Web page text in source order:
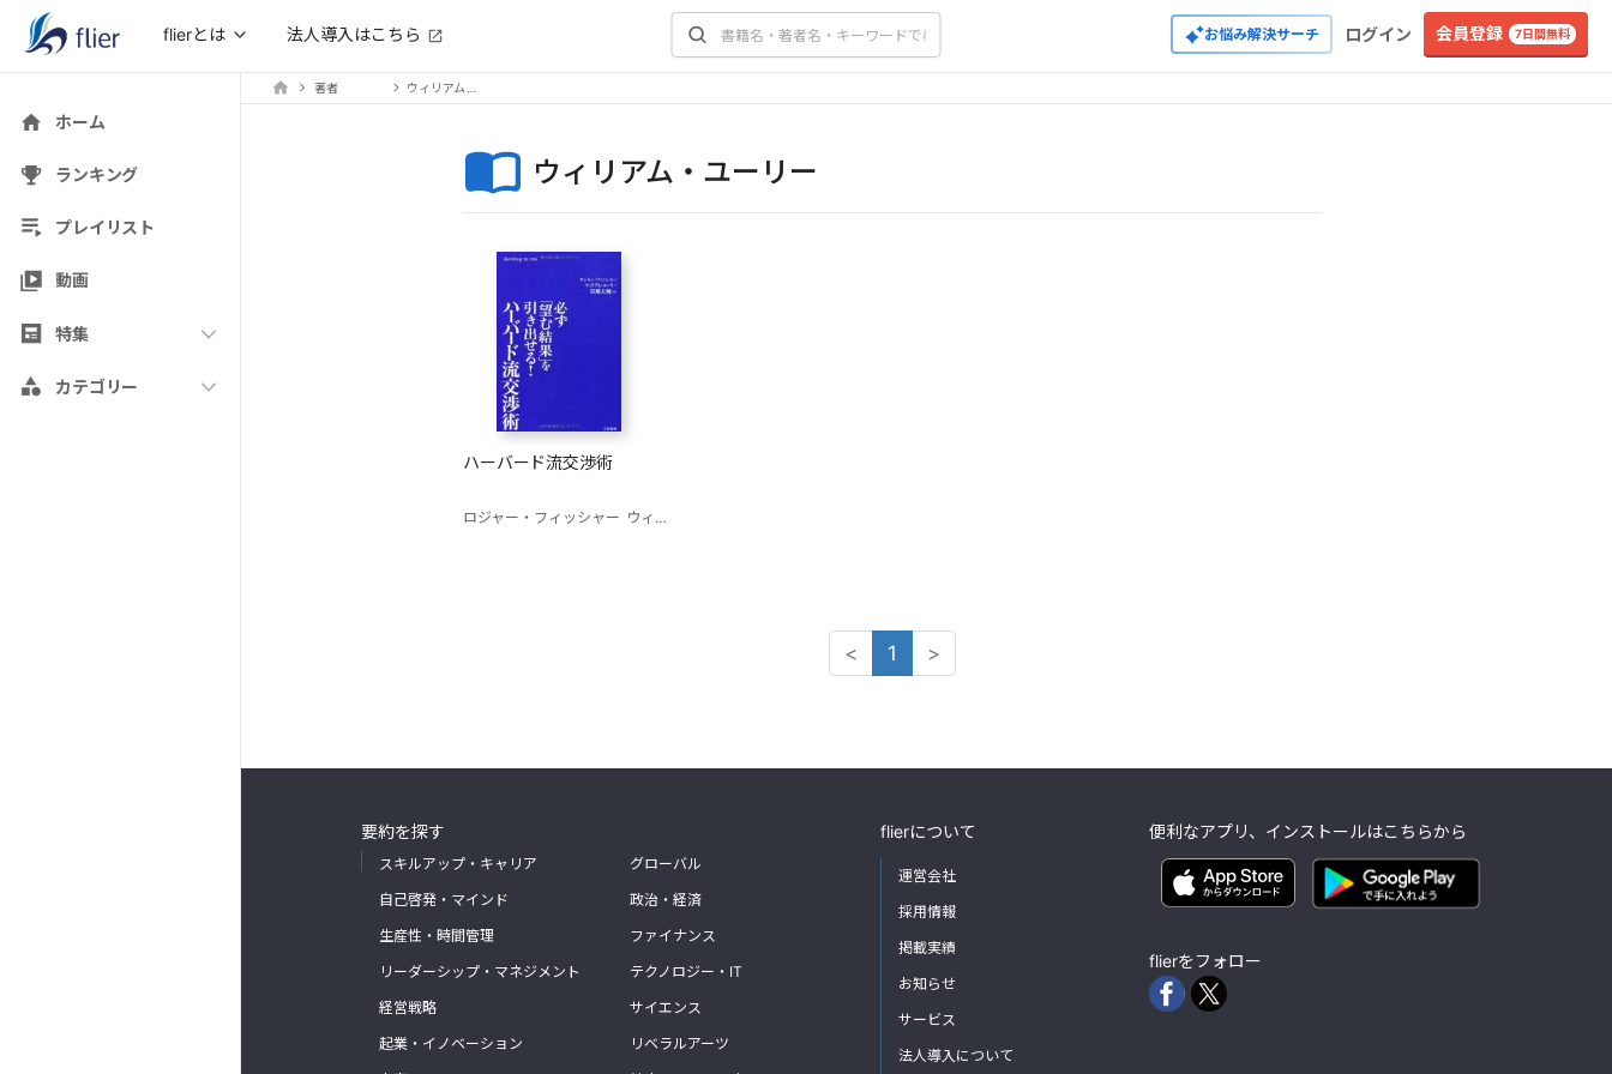
flierとは 法人導入はこちら お悩み解決サーチ ログイン 会員登録 7日間無料
ホーム
ランキング
プレイリスト
動画
特集
カテゴリー
著者
ウィリアム・ユーリー
ハーバード流交渉術
ロジャー・フィッシャー ウィリアム・ユーリー
< 1 >
要約を探す
スキルアップ・キャリア
自己啓発・マインド
生産性・時間管理
リーダーシップ・マネジメント
経営戦略
起業・イノベーション
グローバル
政治・経済
ファイナンス
テクノロジー・IT
サイエンス
リベラルアーツ
flierについて
運営会社
採用情報
掲載実績
お知らせ
サービス
法人導入について
便利なアプリ、インストールはこちらから
flierをフォロー